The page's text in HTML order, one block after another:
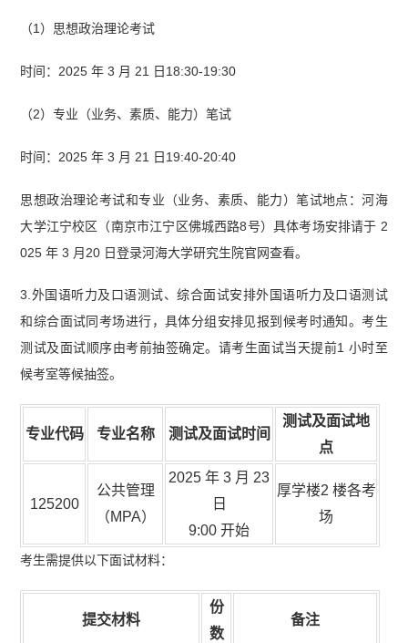
（1）思想政治理论考试
时间：2025 年 3 月 21 日18:30-19:30
（2）专业（业务、素质、能力）笔试
时间：2025 年 3 月 21 日19:40-20:40
思想政治理论考试和专业（业务、素质、能力）笔试地点：河海
大学江宁校区（南京市江宁区佛城西路8号）具体考场安排请于 2
025 年 3 月20 日登录河海大学研究生院官网查看。
3.外国语听力及口语测试、综合面试安排外国语听力及口语测试
和综合面试同考场进行，具体分组安排见报到候考时通知。考生
测试及面试顺序由考前抽签确定。请考生面试当天提前1 小时至
候考室等候抽签。
专业代码 专业名称 测试及面试时间
测试及面试地
点
125200
公共管理
（MPA）
2025 年 3 月 23
日
9:00 开始
厚学楼2 楼各考
场
考生需提供以下面试材料：
提交材料
份
数
备注